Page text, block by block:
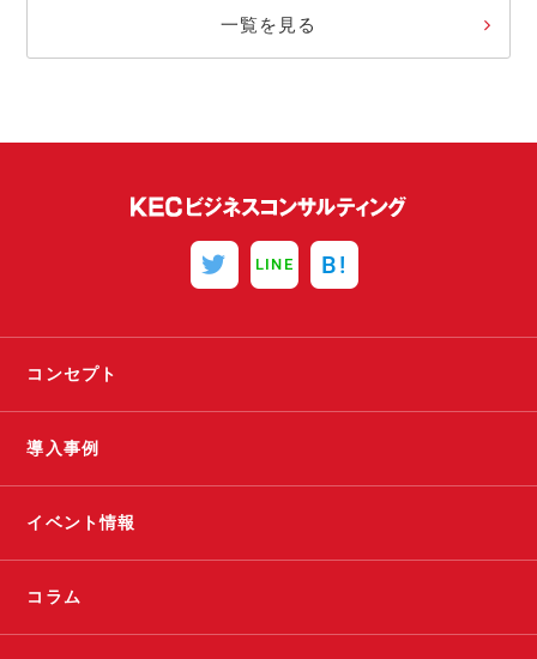
一覧を見る
LINE B!
コンセプト
導入事例
イベント情報
コラム